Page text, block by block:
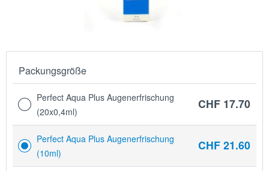
Packungsgröße
Perfect Aqua Plus Augenerfrischung
(20x0,4ml)
CHF 17.70
Perfect Aqua Plus Augenerfrischung
(10ml)
CHF 21.60